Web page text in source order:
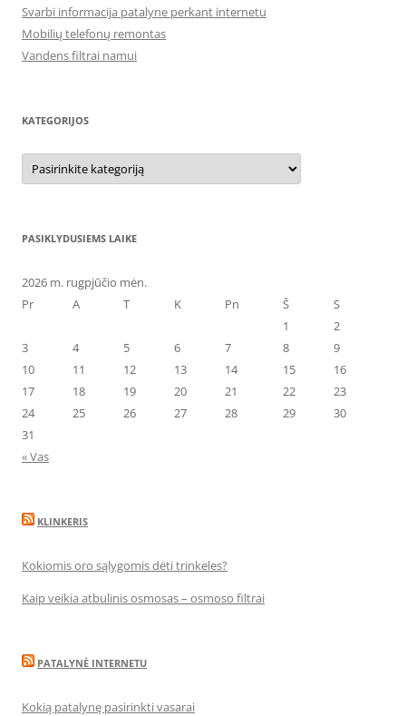
Svarbi informacija patalyne perkant internetu
Mobilių telefonų remontas
Vandens filtrai namui
KATEGORIJOS
Kategorijos
PASIKLYDUSIEMS LAIKE
2026 m. rugpjūčio mėn.
Pr
A T K Pn Š
S
1
2
3
4 5 6 7 8
9
10
11 12 13 14 15
16
17
18 19 20 21 22
23
24
25 26 27 28 29
30
31
« Vas
KLINKERIS
Kokiomis oro sąlygomis dėti trinkeles?
Kaip veikia atbulinis osmosas – osmoso filtrai
PATALYNĖ INTERNETU
Kokią patalynę pasirinkti vasarai